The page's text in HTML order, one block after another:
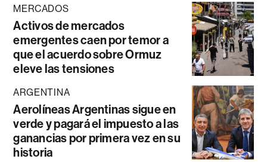
MERCADOS
Activos de mercados
emergentes caen por temor a
que el acuerdo sobre Ormuz
eleve las tensiones
ARGENTINA
Aerolíneas Argentinas sigue en
verde y pagará el impuesto a las
ganancias por primera vez en su
historia